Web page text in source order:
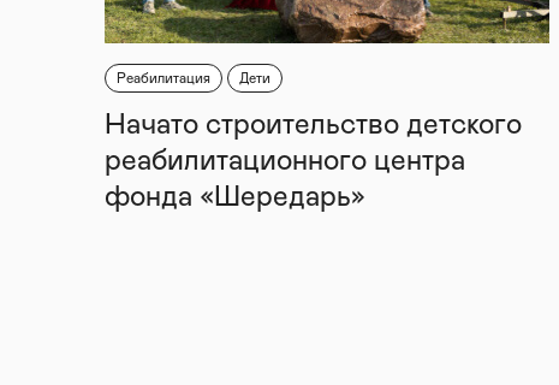
Реабилитация Дети
Начато строительство детского
реабилитационного центра
фонда «Шередарь»